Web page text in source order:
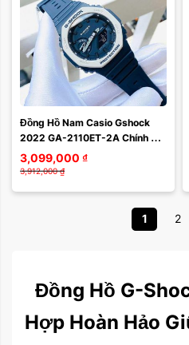
Đồng Hồ Nam Casio Gshock
2022 GA-2110ET-2A Chính
Hãng
3,099,000 ₫
3,912,000 ₫
1 2
Đồng Hồ G-
Hợp Hoàn Hảo